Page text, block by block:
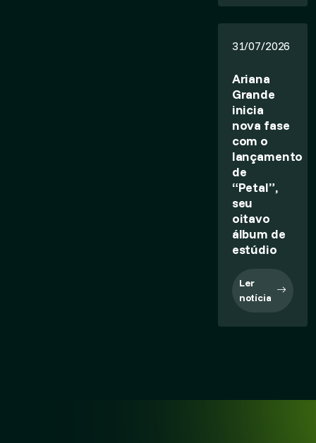
31/07/2026
Ariana
Grande
inicia
nova fase
com o
lançamento
de
“Petal”,
seu
oitavo
álbum de
estúdio
Ler
notícia